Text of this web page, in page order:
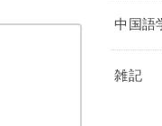
中国語
雑記